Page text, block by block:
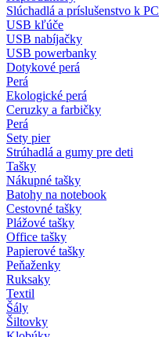
Slúchadlá a príslušenstvo k PC
USB kľúče
USB nabíjačky
USB powerbanky
Dotykové perá
Perá
Ekologické perá
Ceruzky a farbičky
Perá
Sety pier
Strúhadlá a gumy pre deti
Tašky
Nákupné tašky
Batohy na notebook
Cestovné tašky
Plážové tašky
Office tašky
Papierové tašky
Peňaženky
Ruksaky
Textil
Šály
Šiltovky